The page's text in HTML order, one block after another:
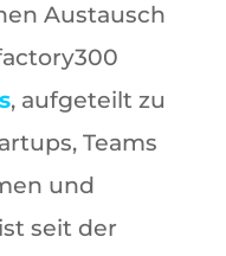
Austausch
, aufgeteilt zu
Teams
und
seit der